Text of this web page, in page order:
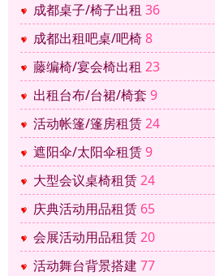
成都桌子/椅子出租 36
成都出租吧桌/吧椅8
藤编椅/宴会椅出租 23
出租台布/台裙/椅套 9
活动帐篷/篷房租赁24
遮阳伞/太阳伞租赁9
大型会议桌椅租赁24
庆典活动用品租赁 65
会展活动用品租赁20
活动舞台背景搭建 77